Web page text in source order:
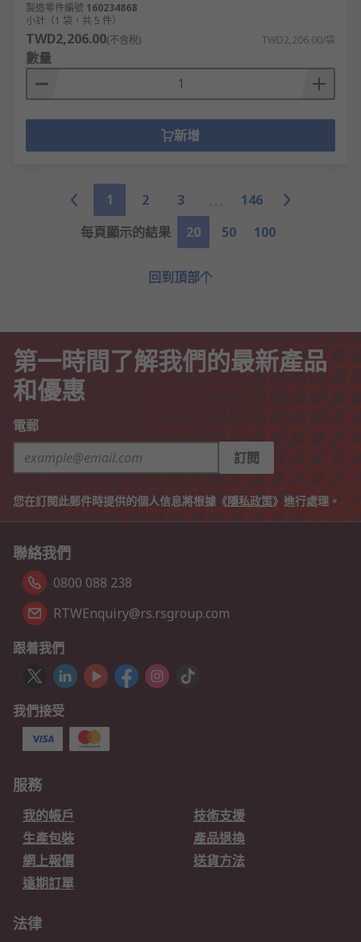
製造零件編號 160234868
小計（1 袋，共 5 件）
TWD2,206.00(不含稅) TWD2,206.00/袋
數量
新增
1 2 3
146
每頁顯示的結果
20 50 100
回到頂部
第一時間了解我們的最新產品
和優惠
電郵
訂閱
您在訂閱此郵件時提供的個人信息將根據《隱私政策》進行處理。
聯絡我們
0800 088 238
RTWEnquiry@rs.rsgroup.com
跟着我們
我們接受
服務
我的帳戶
技術支援
生產包裝
產品退換
網上報價
送貨方法
遠期訂單
法律